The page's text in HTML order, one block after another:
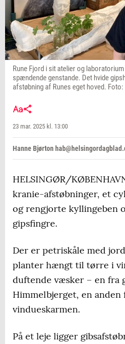
Rune Fjord i sit atelier og
spændende genstande. Det hvide
afstøbning af Runes eget hoved.
23 mar. 2025 kl. 13:00
Hanne Bjørton
HELSINGØR/
kranie-afstøbninger, et
og rengjorte kyllingeben
gipsfingre.
Der er petriskåle med
planter hængt til tørre i
duftende væsker – en fra
Himmelbjerget, en
vindueskarmen.
På et leje ligger